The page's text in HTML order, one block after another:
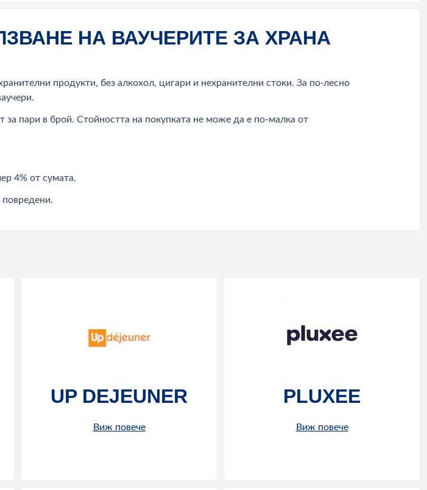
НА ВАУЧЕРИТЕ ЗА ХРАНА
продукти, без алкохол, цигари и нехранителни стоки. За по-лесно
за пари в брой. Стойността на покупката не може да е по-малка от
4% от сумата.
повредени.
UP DEJEUNER
Виж повече
PLUXEE
Виж повече